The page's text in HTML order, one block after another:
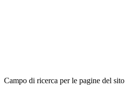
Campo di ricerca per le pagine del sito